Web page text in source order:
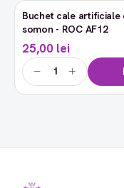
Buchet cale
somon - ROC AF12
25,00 lei